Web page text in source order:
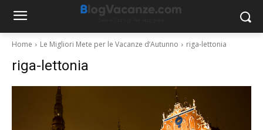
Home Le Migliori Mete per le Vacanze d’Autunno riga-lettonia
riga-lettonia